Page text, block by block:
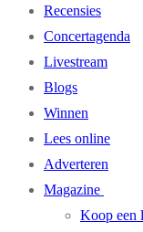
Recensies
Concertagenda
Livestream
Blogs
Winnen
Lees online
Adverteren
Magazine
Koop een